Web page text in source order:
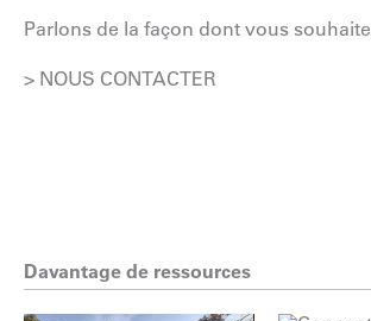
Parlons de la façon dont vous
> NOUS CONTACTER
Davantage de ressources